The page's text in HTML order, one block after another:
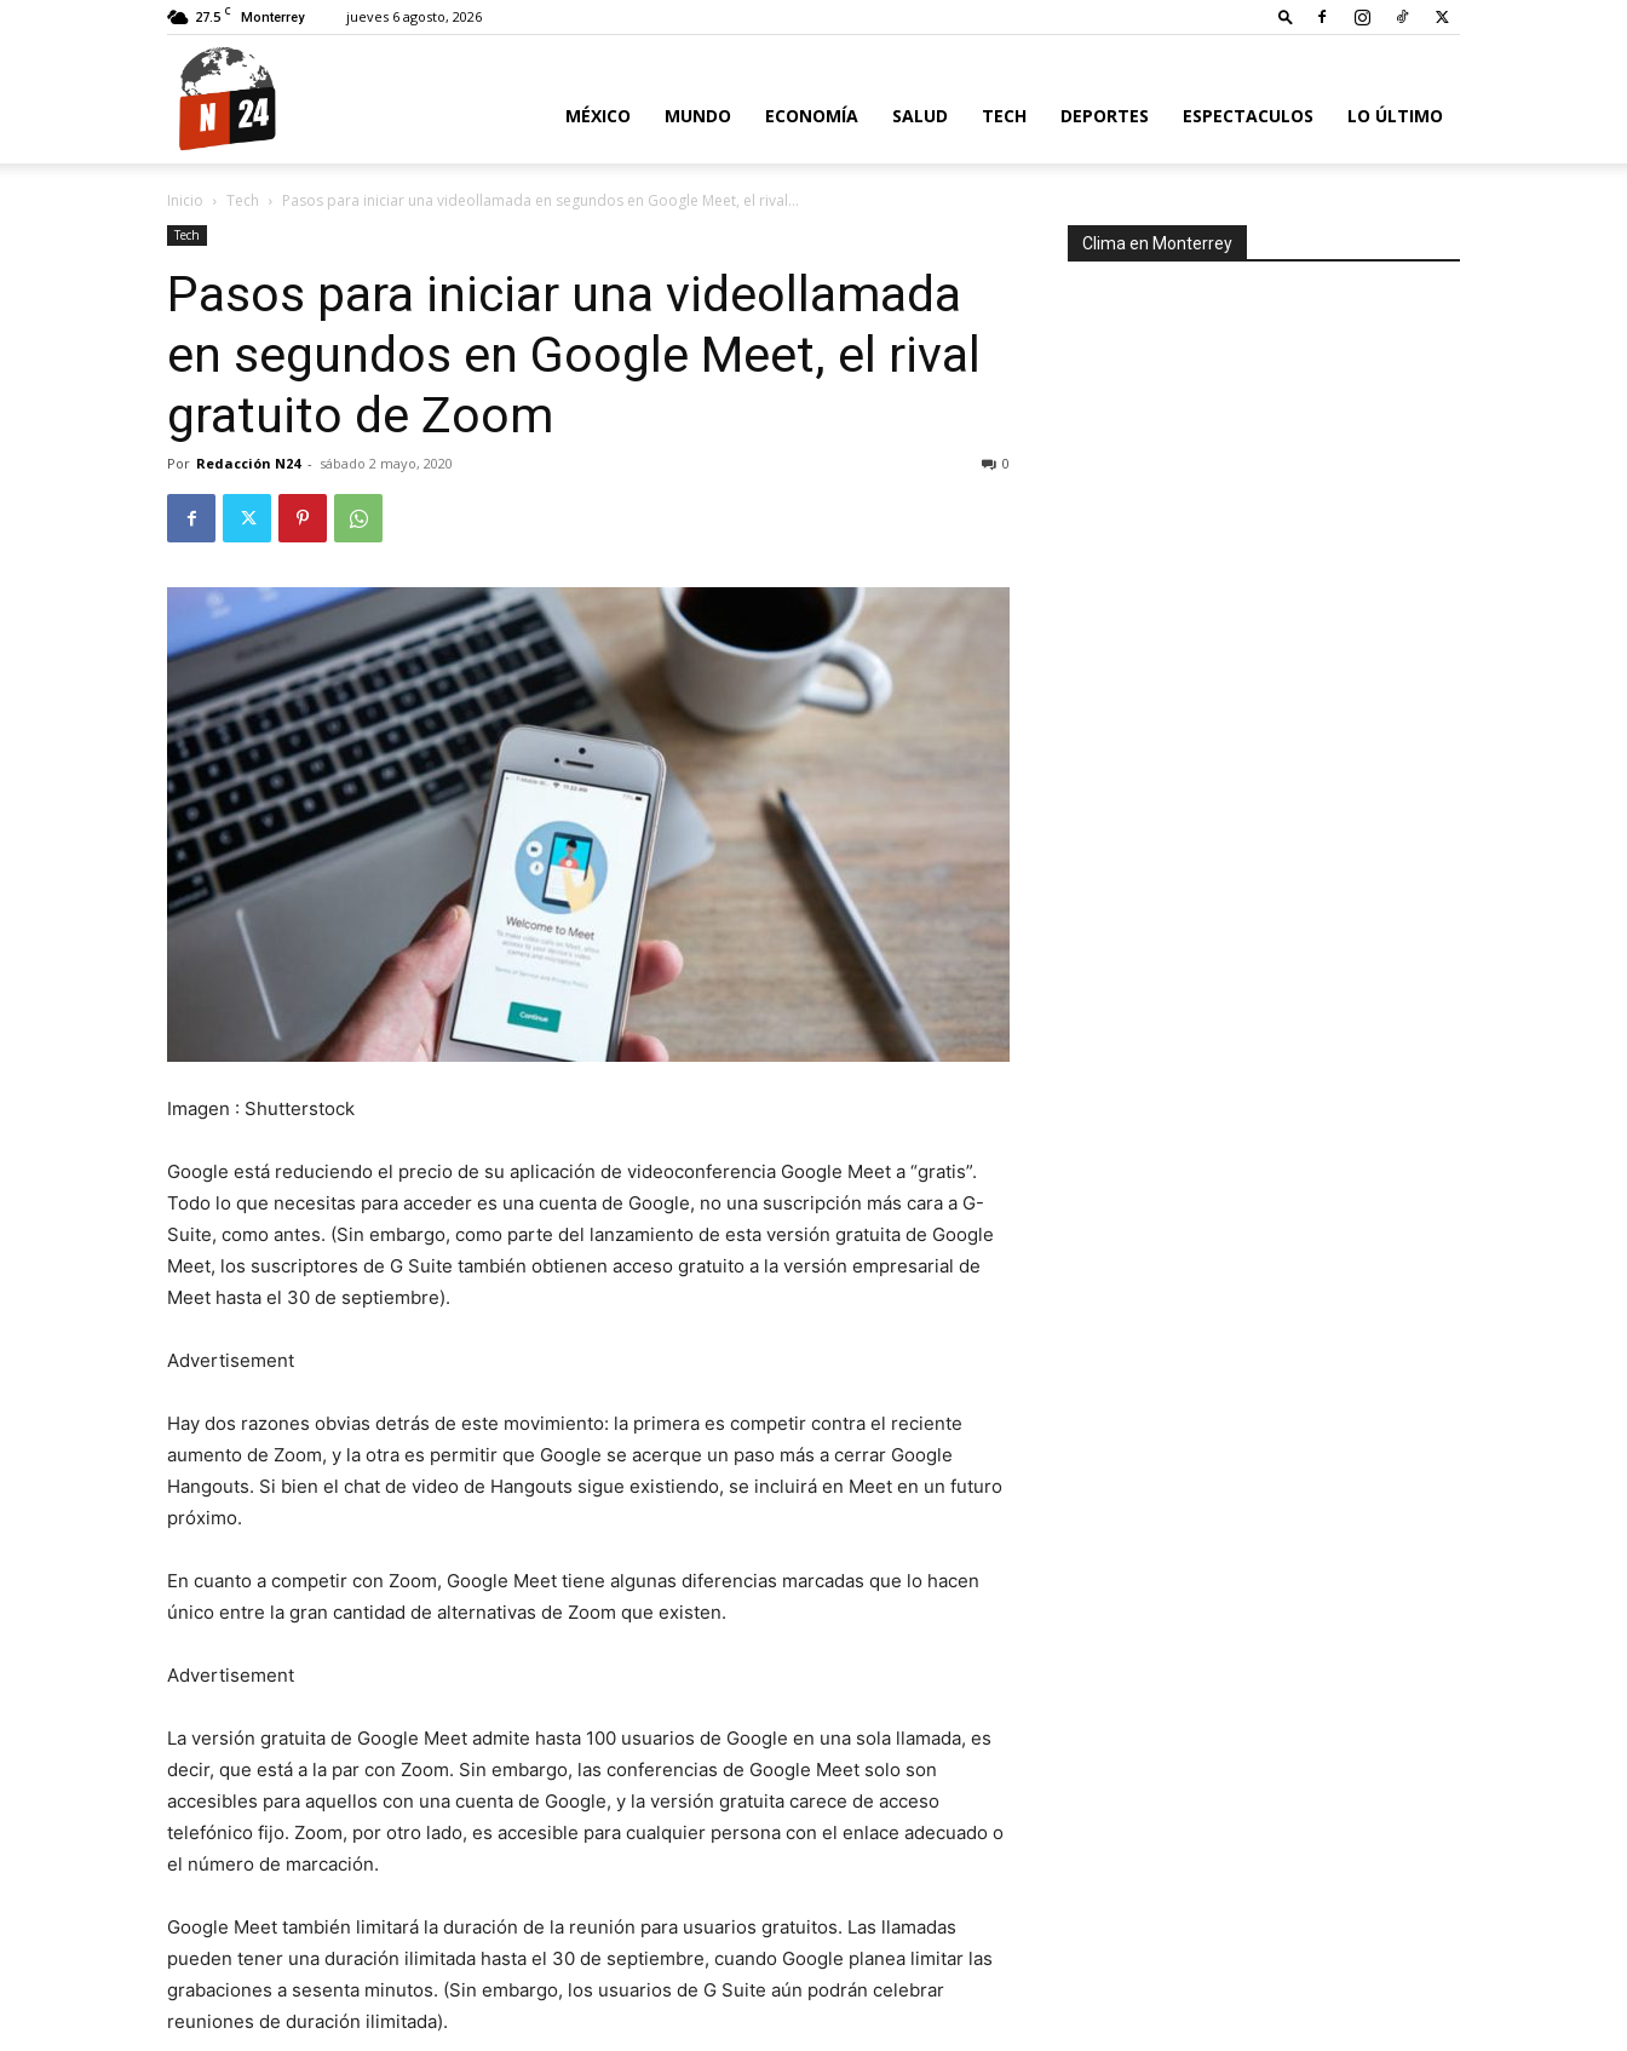
27.5 C Monterrey jueves 6 agosto, 2026
MÉXICO MUNDO ECONOMÍA SALUD TECH DEPORTES ESPECTACULOS LO ÚLTIMO
Inicio Tech Pasos para iniciar una videollamada en segundos en Google Meet, el rival...
Tech
Pasos para iniciar una videollamada
en segundos en Google Meet, el rival
gratuito de Zoom
Por Redacción N24 - sábado 2 mayo, 2020 0
Imagen : Shutterstock
Google está reduciendo el precio de su aplicación de videoconferencia Google Meet a “gratis”.
Todo lo que necesitas para acceder es una cuenta de Google, no una suscripción más cara a G-
Suite, como antes. (Sin embargo, como parte del lanzamiento de esta versión gratuita de Google
Meet, los suscriptores de G Suite también obtienen acceso gratuito a la versión empresarial de
Meet hasta el 30 de septiembre).
Advertisement
Hay dos razones obvias detrás de este movimiento: la primera es competir contra el reciente
aumento de Zoom, y la otra es permitir que Google se acerque un paso más a cerrar Google
Hangouts. Si bien el chat de video de Hangouts sigue existiendo, se incluirá en Meet en un futuro
próximo.
En cuanto a competir con Zoom, Google Meet tiene algunas diferencias marcadas que lo hacen
único entre la gran cantidad de alternativas de Zoom que existen.
Advertisement
La versión gratuita de Google Meet admite hasta 100 usuarios de Google en una sola llamada, es
decir, que está a la par con Zoom. Sin embargo, las conferencias de Google Meet solo son
accesibles para aquellos con una cuenta de Google, y la versión gratuita carece de acceso
telefónico fijo. Zoom, por otro lado, es accesible para cualquier persona con el enlace adecuado o
el número de marcación.
Google Meet también limitará la duración de la reunión para usuarios gratuitos. Las llamadas
pueden tener una duración ilimitada hasta el 30 de septiembre, cuando Google planea limitar las
grabaciones a sesenta minutos. (Sin embargo, los usuarios de G Suite aún podrán celebrar
reuniones de duración ilimitada).
Clima en Monterrey